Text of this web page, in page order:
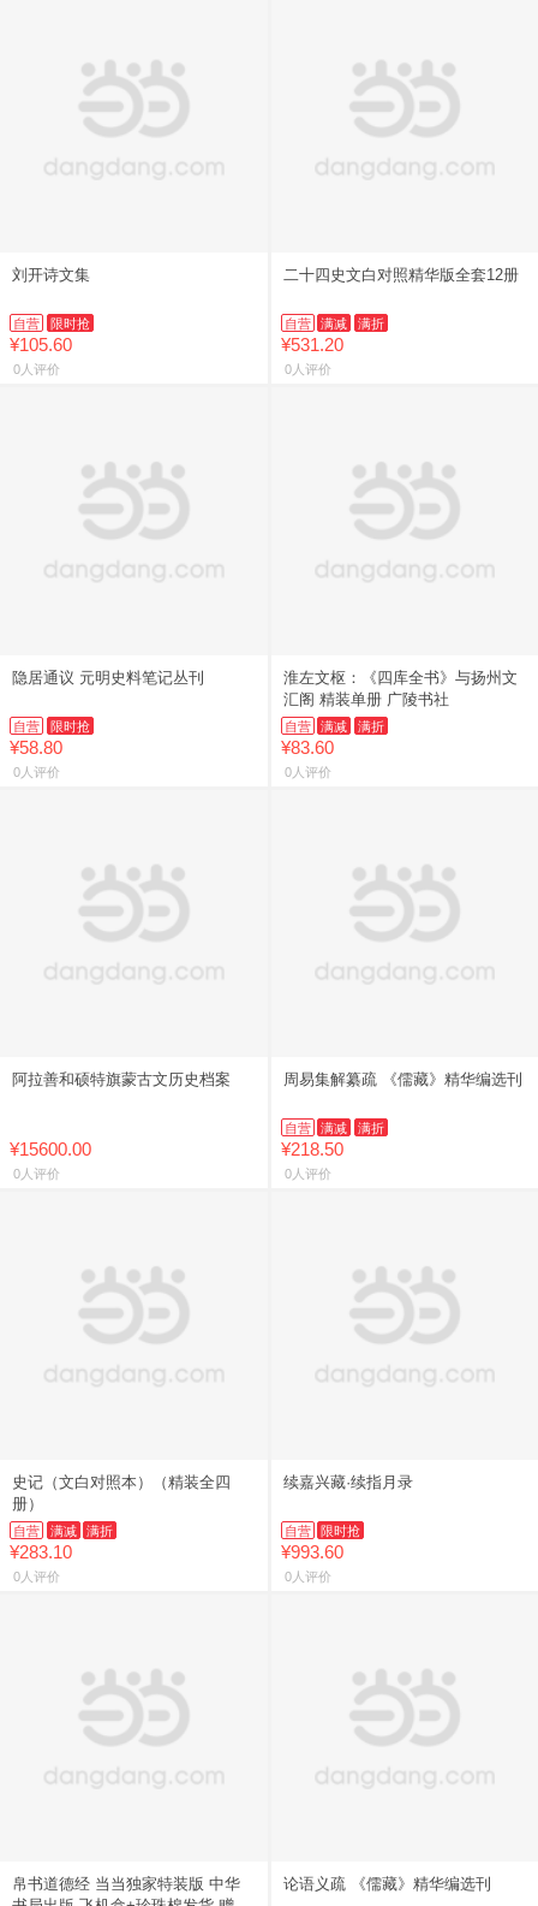
刘开诗文集
自营 限时抢
¥105.60
0人评价
二十四史文白对照精华版全套12册
自营 满减 满折
¥531.20
0人评价
隐居通议 元明史料笔记丛刊
自营 限时抢
¥58.80
0人评价
淮左文枢：《四库全书》与扬州文
汇阁 精装单册 广陵书社
自营 满减 满折
¥83.60
0人评价
阿拉善和硕特旗蒙古文历史档案
¥15600.00
0人评价
周易集解纂疏 《儒藏》精华编选刊
自营 满减 满折
¥218.50
0人评价
史记（文白对照本）（精装全四
册）
自营 满减 满折
¥283.10
0人评价
续嘉兴藏·续指月录
自营 限时抢
¥993.60
0人评价
帛书道德经 当当独家特装版 中华
论语义疏 《儒藏》精华编选刊